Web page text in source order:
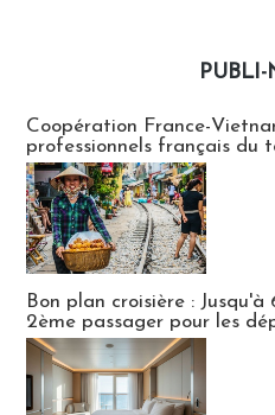
PUBLI-
Coopération France-
professionnels français du
Bon plan croisière :
2ème passager pour les